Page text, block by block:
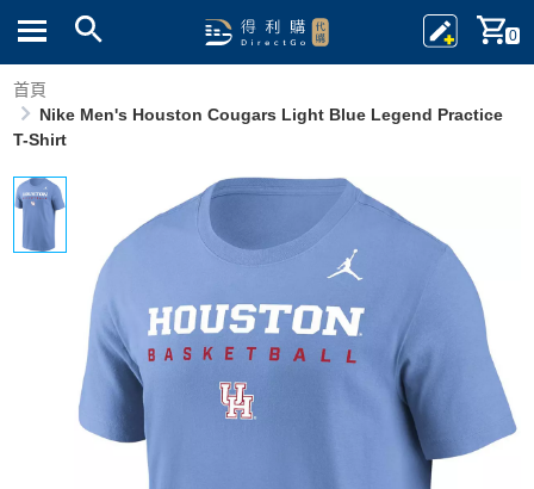
0
首頁
Nike Men's Houston Cougars Light Blue Legend Practice
T-Shirt